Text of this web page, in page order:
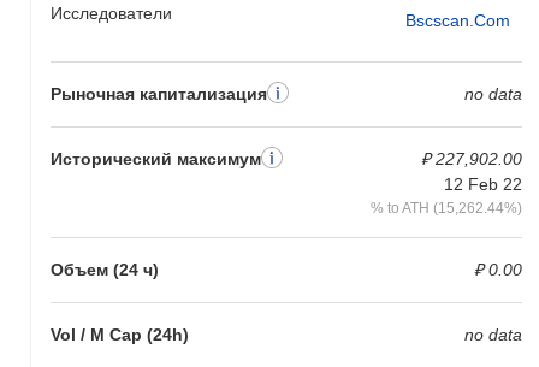
Исследователи Bscscan.com
Рыночная капитализация no data
Исторический максимум
₽ 227,902.00
12 Feb 22
% to ATH (15,262.44%)
Объем (24 ч) ₽ 0.00
Vol / M Cap (24h) no data